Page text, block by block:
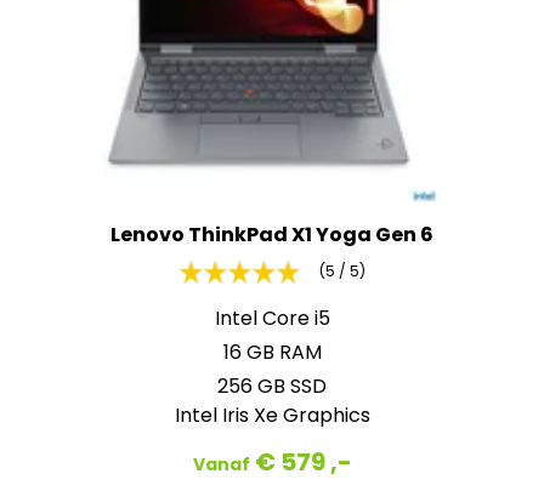
Lenovo ThinkPad X1 Yoga Gen 6
(5 / 5)
Intel Core i5
16 GB RAM
256 GB SSD
Intel Iris Xe Graphics
Vanaf € 579 ,-